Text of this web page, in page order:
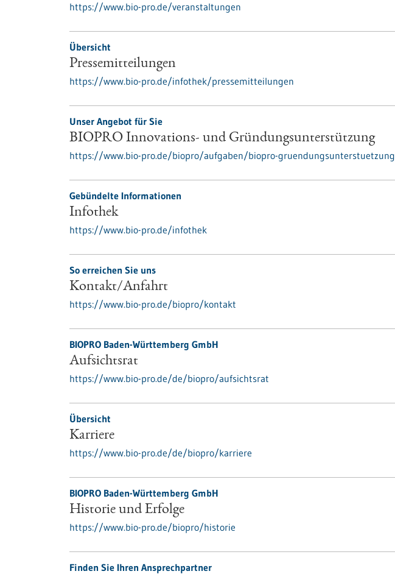
https://www.bio-pro.de/veranstaltungen
Übersicht
Pressemitteilungen
https://www.bio-pro.de/infothek/pressemitteilungen
Unser Angebot für Sie
BIOPRO Innovations- und Gründungsunterstützung
https://www.bio-pro.de/biopro/aufgaben/biopro-gruendungsunterstuetzung
Gebündelte Informationen
Infothek
https://www.bio-pro.de/infothek
So erreichen Sie uns
Kontakt/Anfahrt
https://www.bio-pro.de/biopro/kontakt
BIOPRO Baden-Württemberg GmbH
Aufsichtsrat
https://www.bio-pro.de/de/biopro/aufsichtsrat
Übersicht
Karriere
https://www.bio-pro.de/de/biopro/karriere
BIOPRO Baden-Württemberg GmbH
Historie und Erfolge
https://www.bio-pro.de/biopro/historie
Finden Sie Ihren Ansprechpartner